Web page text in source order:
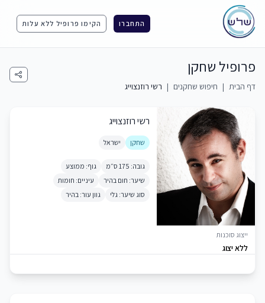
התחברו הקימו פרופיל ללא עלות
פרופיל שחקן
דף הבית | חיפוש שחקנים | רשי רוזנצוייג
ייצוג סוכנות
ללא יצוג
רשי רוזנצוייג
שחקן ישראל
גובה: 175 ס״מ
גוף: ממוצע
שיער: חום בהיר
עיניים: חומות
סוג שיער: גלי
גוון עור: בהיר